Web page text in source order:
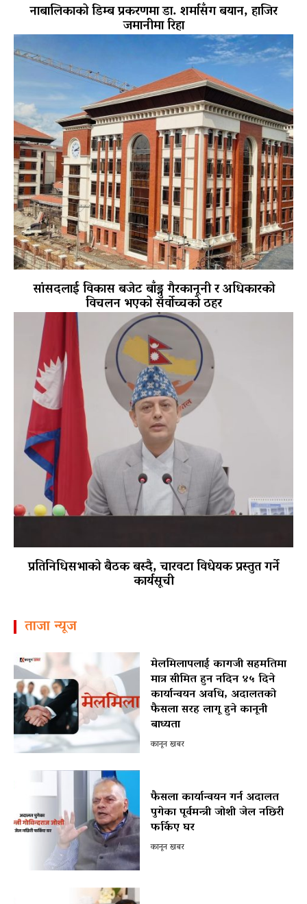
नाबालिकाको डिम्ब प्रकरणमा डा. शर्मासँग बयान, हाजिर
जमानीमा रिहा
सांसदलाई विकास बजेट बाँड्नु गैरकानूनी र अधिकारको
विचलन भएको सर्वोच्चको ठहर
प्रतिनिधिसभाको बैठक बस्दै, चारवटा विधेयक प्रस्तुत गर्ने
कार्यसूची
ताजा न्यूज
मेलमिलापलाई कागजी सहमतिमा
मात्र सीमित हुन नदिन ४५ दिने
कार्यान्वयन अवधि, अदालतको
फैसला सरह लागू हुने कानूनी
बाध्यता
कानून खबर
फैसला कार्यान्वयन गर्न अदालत
पुगेका पूर्वमन्त्री जोशी जेल नछिरी
फर्किए घर
कानून खबर